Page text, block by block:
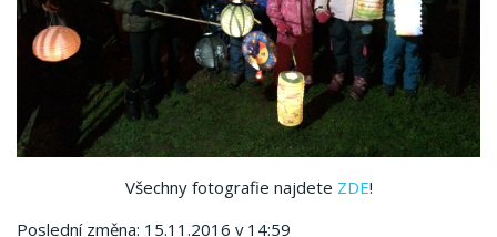
Všechny fotografie najdete ZDE!
Poslední změna: 15.11.2016 v 14:59